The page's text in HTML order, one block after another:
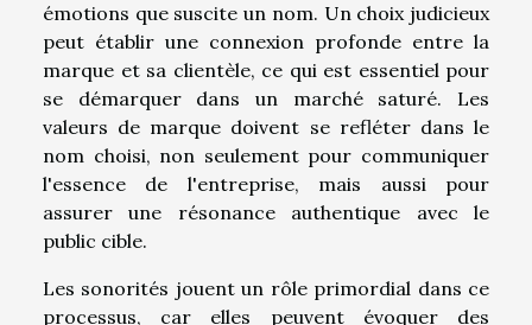
émotions que suscite un nom. Un choix judicieux
peut établir une connexion profonde entre la
marque et sa clientèle, ce qui est essentiel pour
se démarquer dans un marché saturé. Les
valeurs de marque doivent se refléter dans le
nom choisi, non seulement pour communiquer
l'essence de l'entreprise, mais aussi pour
assurer une résonance authentique avec le
public cible.
Les sonorités jouent un rôle primordial dans ce
processus, car elles peuvent évoquer des